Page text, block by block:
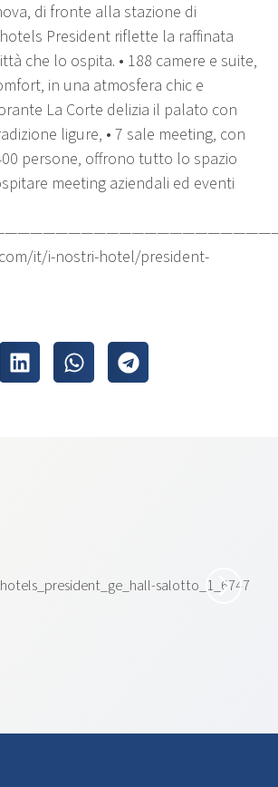
di fronte alla stazione di
President riflette la raffinata
che lo ospita. • 188 camere e suite,
in una atmosfera chic e
La Corte delizia il palato con
ligure, • 7 sale meeting, con
persone, offrono tutto lo spazio
meeting aziendali ed eventi
it/i-nostri-hotel/president-